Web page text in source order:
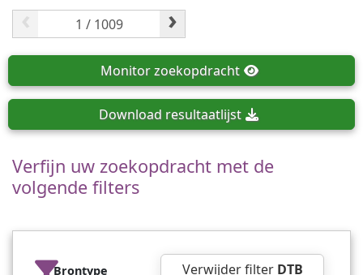
‹ ›
Monitorzoekopdracht
Download resultaatlijst
Verfijn uw zoekopdracht met de
volgende filters
Brontype Verwijder filter DTB